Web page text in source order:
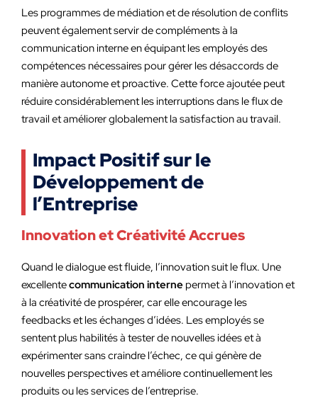
Les programmes de médiation et de résolution de conflits
peuvent également servir de compléments à la
communication interne en équipant les employés des
compétences nécessaires pour gérer les désaccords de
manière autonome et proactive. Cette force ajoutée peut
réduire considérablement les interruptions dans le flux de
travail et améliorer globalement la satisfaction au travail.
Impact Positif sur le
Développement de
l’Entreprise
Innovation et Créativité Accrues
Quand le dialogue est fluide, l’innovation suit le flux. Une
excellentecommunication interne permet à l’innovation et
à la créativité de prospérer, car elle encourage les
feedbacks et les échanges d’idées. Les employés se
sentent plus habilités à tester de nouvelles idées et à
expérimenter sans craindre l’échec, ce qui génère de
nouvelles perspectives et améliore continuellement les
produits ou les services de l’entreprise.